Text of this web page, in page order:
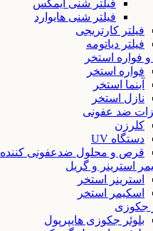
فیلتر شنی ایمکس
فیلتر شنی هایوارد
فیلتر کارتریجی
فیلتر دیاتومه
و فواره استخر
فواره استخر
آبنما استخر
نازل استخر
ضد عفونی
کلرزن
دستگاه UV
قرص و محلول ضدعفونی کننده
استرینر و گریل
استرینر استخر
اسکیمر استخر
جکوزی
بلوئر جکوزی هایپرپول